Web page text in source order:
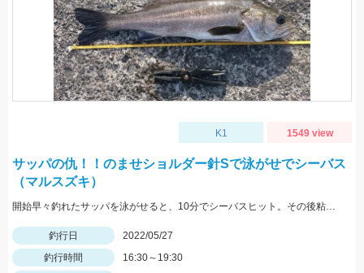
K1 1549 view
サッパの仇！！のませショルダー針Sで泳がせでシーバス
（マルスズキ）
開始早々釣れたサッパを泳がせると、10分でシーバスヒット。その後粘るも肝心のアオリイカが釣れない。
釣行日
2022/05/27
釣行時間
16:30～19:30